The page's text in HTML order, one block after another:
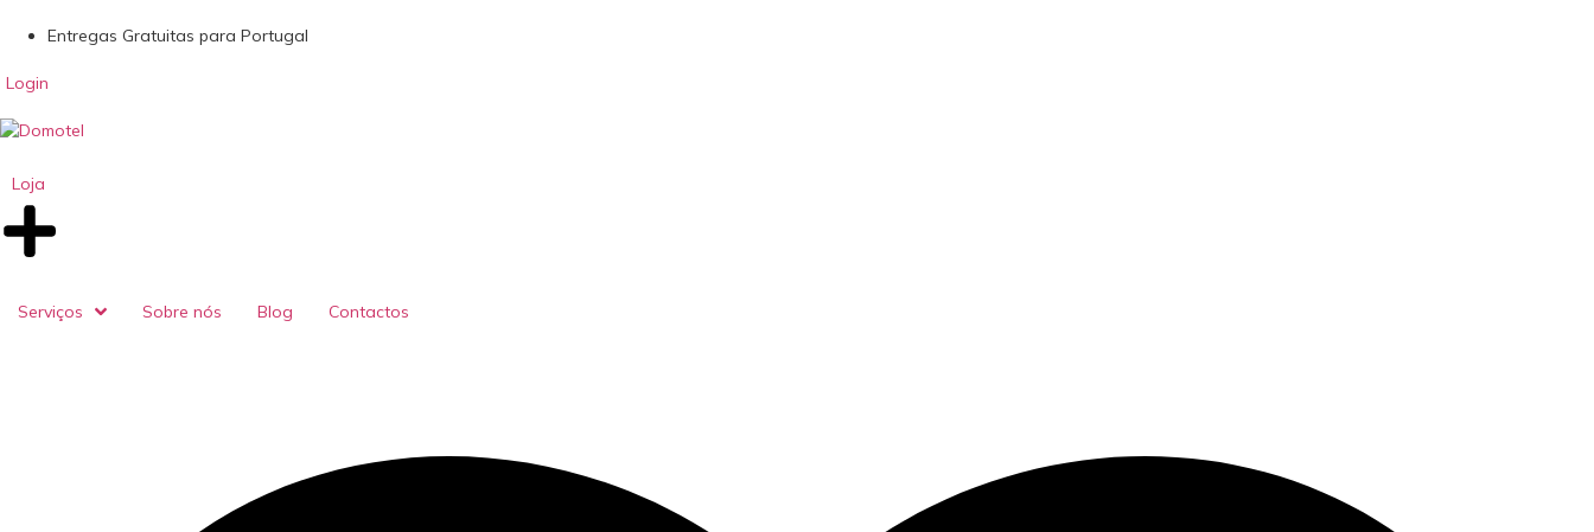
Entregas Gratuitas para Portugal
Login
Loja
Serviços Sobre nós Blog Contactos